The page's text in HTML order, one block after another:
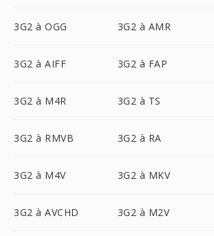
3G2 à OGG 3G2 à AMR
3G2 à AIFF 3G2 à FAP
3G2 à M4R 3G2 à TS
3G2 à RMVB 3G2 à RA
3G2 à M4V 3G2 à MKV
3G2 à AVCHD 3G2 à M2V